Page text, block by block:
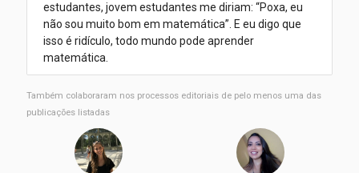
estudantes, jovem estudantes me diriam: “Poxa, eu
não sou muito bom em matemática”. E eu digo que
isso é ridículo, todo mundo pode aprender
matemática.
Também colaboraram nos processos editoriais de pelo menos uma das
publicações listadas